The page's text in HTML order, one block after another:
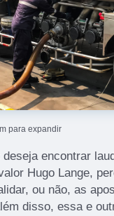
para expandir
encontrar
Hugo Lange,
ou não, as
disso, essa e